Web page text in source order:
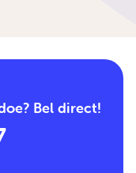
Bel direct!